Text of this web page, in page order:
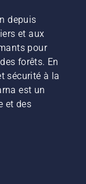
depuis
et aux
pour
forêts. En
sécurité à la
est un
et des